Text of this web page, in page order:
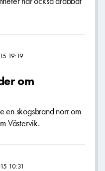
19:19
om
en skogsbrand norr om
Västervik.
10:31